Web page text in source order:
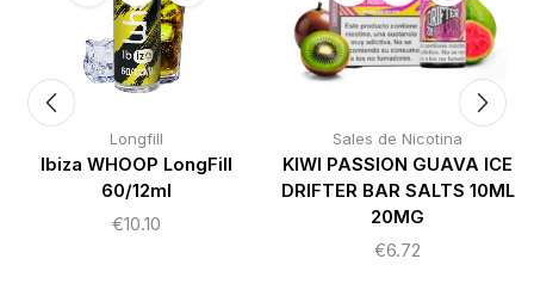
Longfill
Ibiza WHOOP LongFill
60/12ml
€10.10
Sales de Nicotina
KIWI PASSION GUAVA ICE
DRIFTER BAR SALTS 10ML
20MG
€6.72